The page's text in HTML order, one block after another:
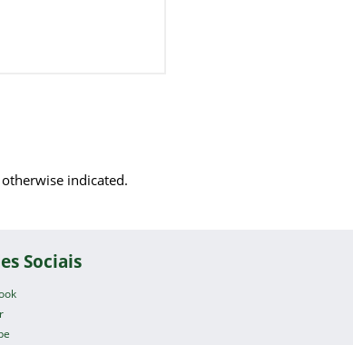
indicated.
Sociais